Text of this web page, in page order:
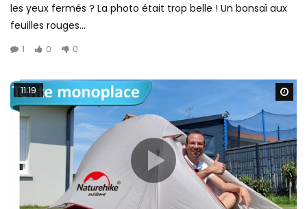
les yeux fermés ? La photo était trop belle ! Un bonsaï aux
feuilles rouges...
1 0 0
11:19